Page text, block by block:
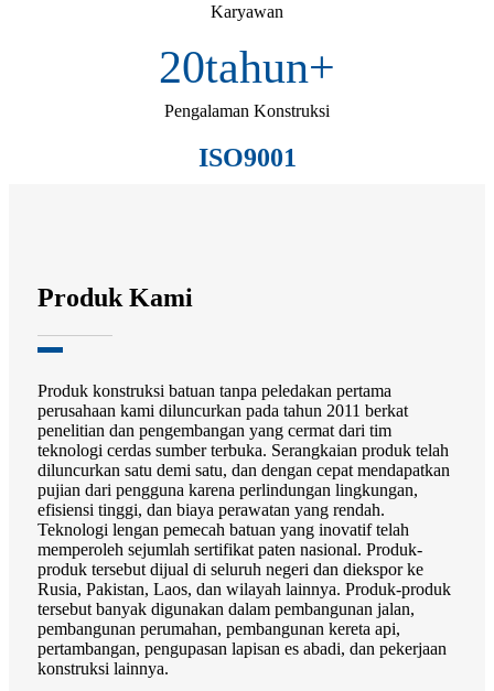
Karyawan
20tahun+
Pengalaman Konstruksi
ISO9001
Produk Kami
Produk konstruksi batuan tanpa peledakan pertama
perusahaan kami diluncurkan pada tahun 2011 berkat
penelitian dan pengembangan yang cermat dari tim
teknologi cerdas sumber terbuka. Serangkaian produk telah
diluncurkan satu demi satu, dan dengan cepat mendapatkan
pujian dari pengguna karena perlindungan lingkungan,
efisiensi tinggi, dan biaya perawatan yang rendah.
Teknologi lengan pemecah batuan yang inovatif telah
memperoleh sejumlah sertifikat paten nasional. Produk-
produk tersebut dijual di seluruh negeri dan diekspor ke
Rusia, Pakistan, Laos, dan wilayah lainnya. Produk-produk
tersebut banyak digunakan dalam pembangunan jalan,
pembangunan perumahan, pembangunan kereta api,
pertambangan, pengupasan lapisan es abadi, dan pekerjaan
konstruksi lainnya.